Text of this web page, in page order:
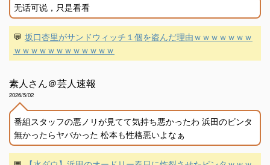
无话可说，只是看看
💬 坂口杏里がサンドウィッチ１個を盗んだ理由ｗｗｗｗｗｗｗ
ｗｗｗｗｗｗｗｗｗｗｗｗ
素人さん＠芸人速報
2026/5/02
番組スタッフの悪ノリが見てて気持ち悪かったわ 浜田のビンタ
無かったらヤバかった 松本も性格悪いよなぁ